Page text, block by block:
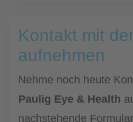
Kontakt mit
aufnehmen
Nehme noch heute
Paulig Eye & Health
nachstehende